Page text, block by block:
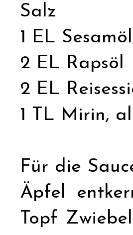
Salz
1 EL
2 EL Rapsöl
2 EL
1 TL Mirin,
Für die
Äpfel
Topf